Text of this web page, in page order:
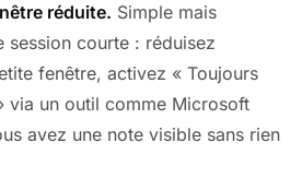
réduite. Simple mais
session courte : réduisez
fenêtre, activez « Toujours
via un outil comme Microsoft
avez une note visible sans rien